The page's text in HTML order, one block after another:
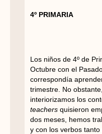
4º PRIMARIA
Los niños de 4º de
Octubre con el
correspondía
trimestre. No
interiorizamos los
teachersquisieron
dos meses, hemos
y con los verbos